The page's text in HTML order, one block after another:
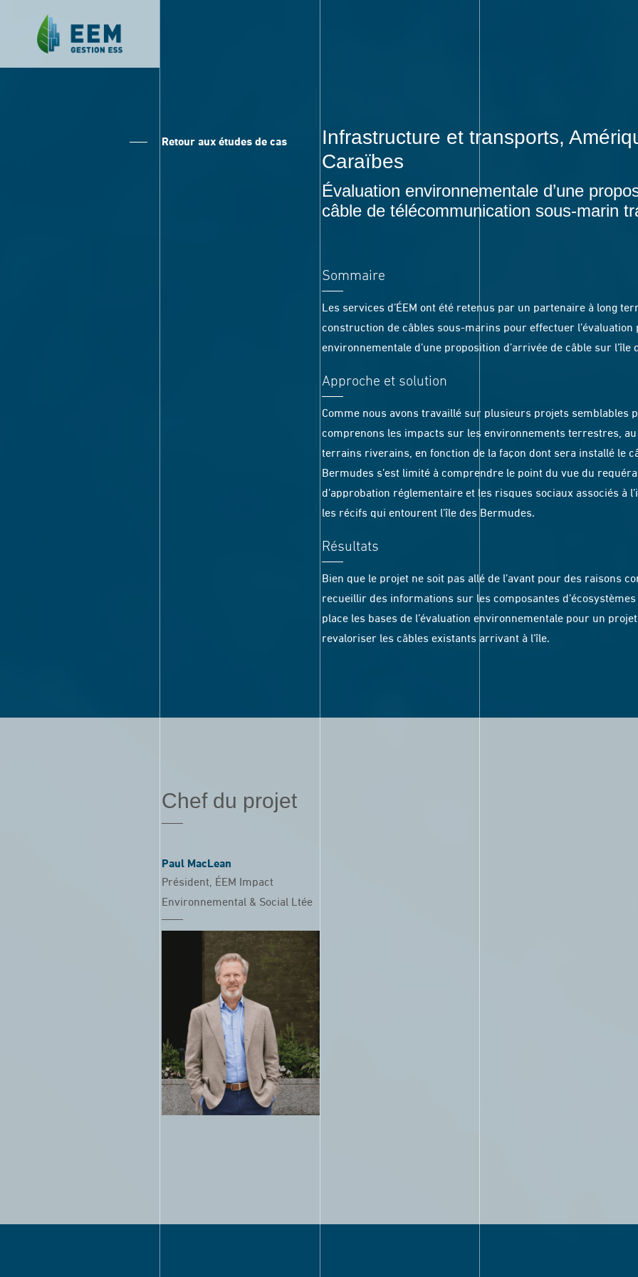
Retour aux études de cas Infrastructure et transports,
Caraïbes
Évaluation environnementale d’une
câble de télécommunication sous-marin
Sommaire
Les services d’ÉEM ont été retenus par un partenaire à long
construction de câbles sous-marins pour effectuer
environnementale d’une proposition d’arrivée de câble sur l’île
Approche et solution
Comme nous avons travaillé sur plusieurs projets semblables
comprenons les impacts sur les environnements terrestres,
terrains riverains, en fonction de la façon dont sera installé le
Bermudes s’est limité à comprendre le point du vue du
d’approbation réglementaire et les risques sociaux associés à
les récifs qui entourent l’île des Bermudes.
Résultats
Bien que le projet ne soit pas allé de l’avant pour des raisons
recueillir des informations sur les composantes
place les bases de l’évaluation environnementale pour un
revaloriser les câbles existants arrivant à l’île.
Chef du projet
Paul MacLean
Président, ÉEM Impact
Environnemental & Social Ltée